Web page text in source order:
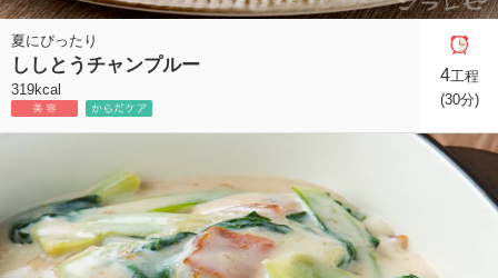
夏にぴったり
ししとうチャンプルー
319kcal
4工程
(30分)